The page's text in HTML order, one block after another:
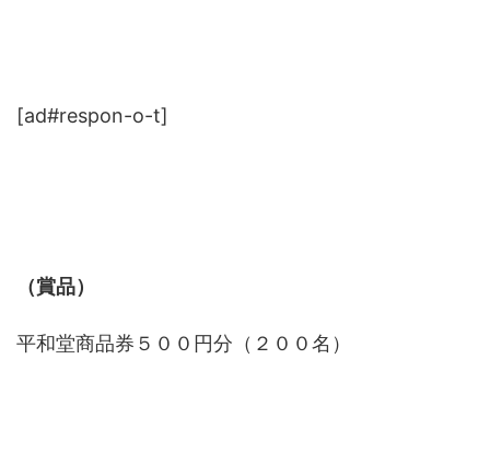
[ad#respon-o-t]
（賞品）
平和堂商品券５００円分（２００名）